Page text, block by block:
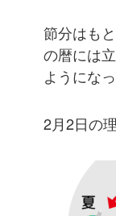
節分はも
の暦には
ようにな
2月2日の